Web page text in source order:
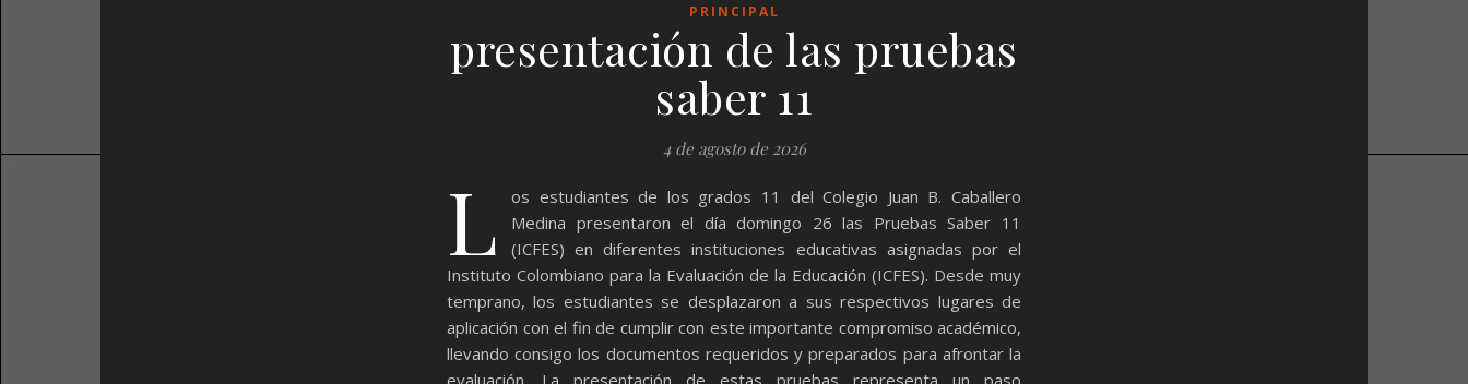
PRINCIPAL
presentación de las pruebas
saber 11
4 de agosto de 2026
L
os estudiantes de los grados 11 del Colegio Juan B. Caballero
Medina presentaron el día domingo 26 las Pruebas Saber 11
(ICFES) en diferentes instituciones educativas asignadas por el
Instituto Colombiano para la Evaluación de la Educación (ICFES). Desde muy
temprano, los estudiantes se desplazaron a sus respectivos lugares de
aplicación con el fin de cumplir con este importante compromiso académico,
llevando consigo los documentos requeridos y preparados para afrontar la
evaluación. La presentación de estas pruebas representa un paso